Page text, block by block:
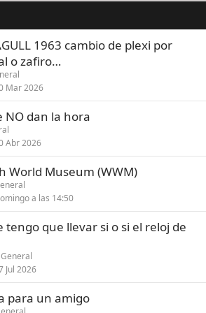
1963 cambio de plexi por
o zafiro…
Mar 2026
NO dan la hora
Abr 2026
World Museum (WWM)
a las 14:50
tengo que llevar si o si el reloj de
Jul 2026
para un amigo